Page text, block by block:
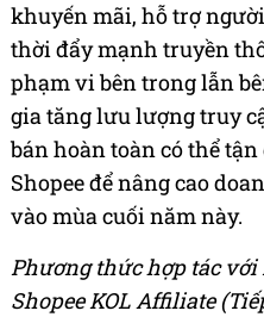
khuyến mãi, hỗ trợ
thời đẩy mạnh truyền
phạm vi bên trong lẫn
gia tăng lưu lượng truy
bán hoàn toàn có thể
Shopee để nâng cao
vào mùa cuối năm này.
Phương thức hợp tác
Shopee KOL Affiliate